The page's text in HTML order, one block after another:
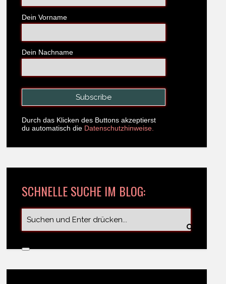
Dein Vorname
Dein Nachname
Durch das Klicken des Buttons akzeptierst
du automatisch die Datenschutzhinweise.
SCHNELLE SUCHE IM BLOG: